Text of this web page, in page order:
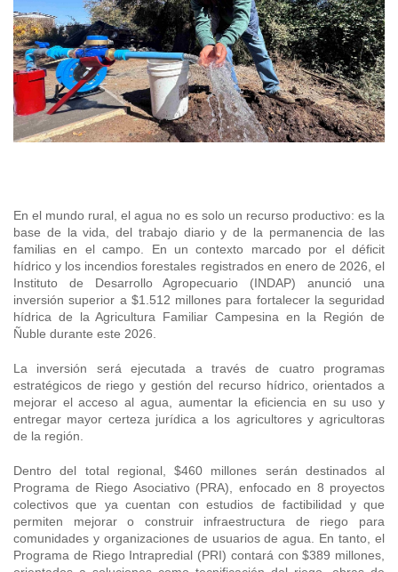
Oficina virtual de atención ciudadana
Indicadores de Gestión
Trabaje en INDAP
Programa de Alianzas Productivas
Crédito Corto Plazo
Ver todos los Programas
Concursos de Fomento
Biobío
Seminarios
Biblioteca
Contacto de Prensa
Suscríbase a nuestras noticias
Podcast
Fotografía
Biblioteca
En el mundo rural, el agua no es solo un recurso productivo: es la
base de la vida, del trabajo diario y de la permanencia de las
familias en el campo. En un contexto marcado por el déficit
hídrico y los incendios forestales registrados en enero de 2026, el
Instituto de Desarrollo Agropecuario (INDAP) anunció una
inversión superior a $1.512 millones para fortalecer la seguridad
hídrica de la Agricultura Familiar Campesina en la Región de
Ñuble durante este 2026.
La inversión será ejecutada a través de cuatro programas
estratégicos de riego y gestión del recurso hídrico, orientados a
mejorar el acceso al agua, aumentar la eficiencia en su uso y
entregar mayor certeza jurídica a los agricultores y agricultoras
de la región.
Dentro del total regional, $460 millones serán destinados al
Programa de Riego Asociativo (PRA), enfocado en 8 proyectos
colectivos que ya cuentan con estudios de factibilidad y que
permiten mejorar o construir infraestructura de riego para
comunidades y organizaciones de usuarios de agua. En tanto, el
Programa de Riego Intrapredial (PRI) contará con $389 millones,